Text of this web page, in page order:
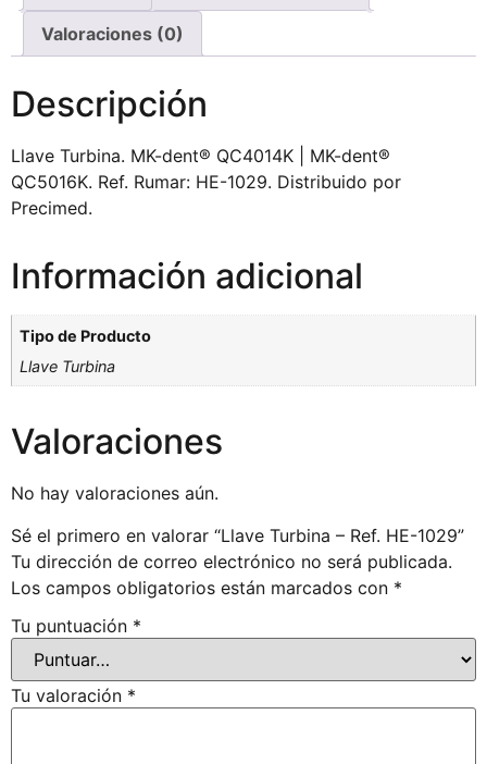
Valoraciones (0)
Descripción
Llave Turbina. MK-dent® QC4014K | MK-dent®
QC5016K. Ref. Rumar: HE-1029. Distribuido por
Precimed.
Información adicional
Tipo de Producto
Llave Turbina
Valoraciones
No hay valoraciones aún.
Sé el primero en valorar “Llave Turbina – Ref. HE-1029”
Tu dirección de correo electrónico no será publicada.
Los campos obligatorios están marcados con *
Tu puntuación *
Tu valoración *